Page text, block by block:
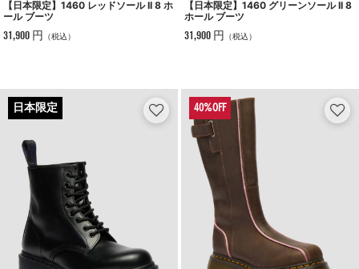
【日本限定】1460 レッドソール II 8 ホ
ール ブーツ
31,900 円 （税込）
【日本限定】1460 グリーンソール II 8
ホール ブーツ
31,900 円 （税込）